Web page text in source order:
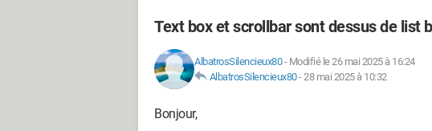
Text box et scrollbar sont dessus de list
AlbatrosSilencieux80- Modifié le 26 mai 2025 à 16:24
AlbatrosSilencieux80-28 mai 2025 à 10:32
Bonjour,